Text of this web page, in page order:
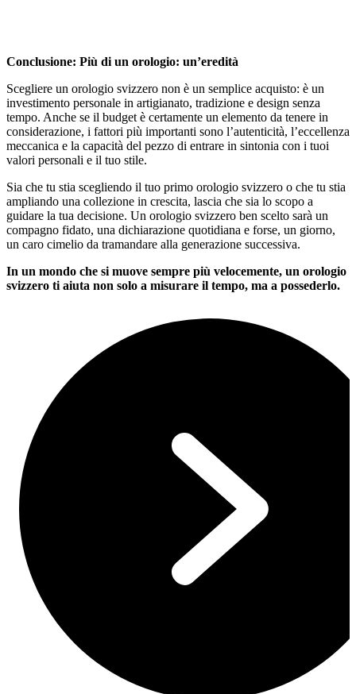
Conclusione: Più di un orologio: un’eredità
Scegliere un orologio svizzero non è un semplice acquisto: è un
investimento personale in artigianato, tradizione e design senza
tempo. Anche se il budget è certamente un elemento da tenere in
considerazione, i fattori più importanti sono l’autenticità, l’eccellenza
meccanica e la capacità del pezzo di entrare in sintonia con i tuoi
valori personali e il tuo stile.
Sia che tu stia scegliendo il tuo primo orologio svizzero o che tu stia
ampliando una collezione in crescita, lascia che sia lo scopo a
guidare la tua decisione. Un orologio svizzero ben scelto sarà un
compagno fidato, una dichiarazione quotidiana e forse, un giorno,
un caro cimelio da tramandare alla generazione successiva.
In un mondo che si muove sempre più velocemente, un orologio
svizzero ti aiuta non solo a misurare il tempo, ma a possederlo.